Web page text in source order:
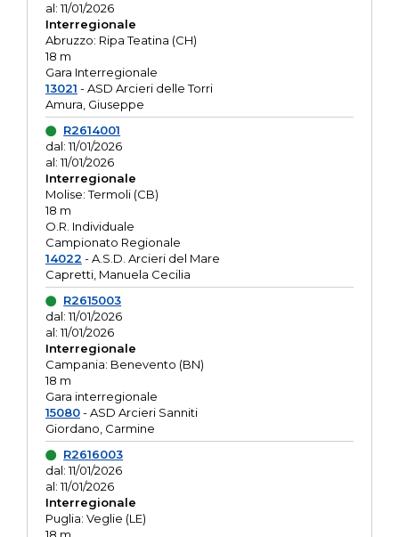
al: 11/01/2026
Interregionale
Abruzzo: Ripa Teatina (CH)
18 m
Gara Interregionale
13021 - ASD Arcieri delle Torri
Amura, Giuseppe
R2614001
dal: 11/01/2026
al: 11/01/2026
Interregionale
Molise: Termoli (CB)
18 m
O.R. Individuale
Campionato Regionale
14022 - A.S.D. Arcieri del Mare
Capretti, Manuela Cecilia
R2615003
dal: 11/01/2026
al: 11/01/2026
Interregionale
Campania: Benevento (BN)
18 m
Gara interregionale
15080- ASD Arcieri Sanniti
Giordano, Carmine
R2616003
dal: 11/01/2026
al: 11/01/2026
Interregionale
Puglia: Veglie (LE)